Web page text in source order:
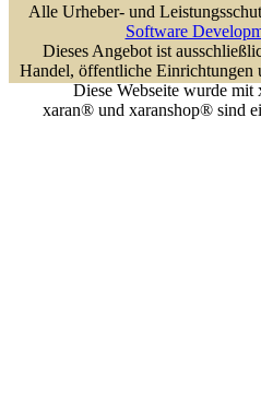
Alle Urheber- und
Software
Dieses Angebot ist
Handel, öffentliche Einrichtungen
Diese Webseite wurde
xaran® und xaranshop® sind